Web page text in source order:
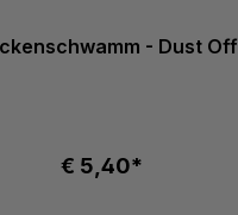
- Dust Off
€ 5,40*